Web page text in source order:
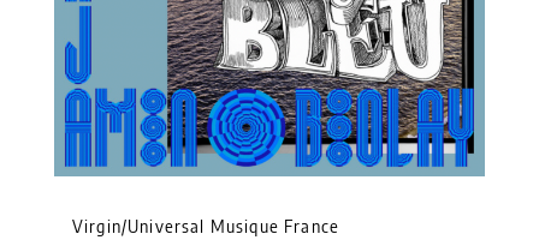
Virgin/Universal Musique France